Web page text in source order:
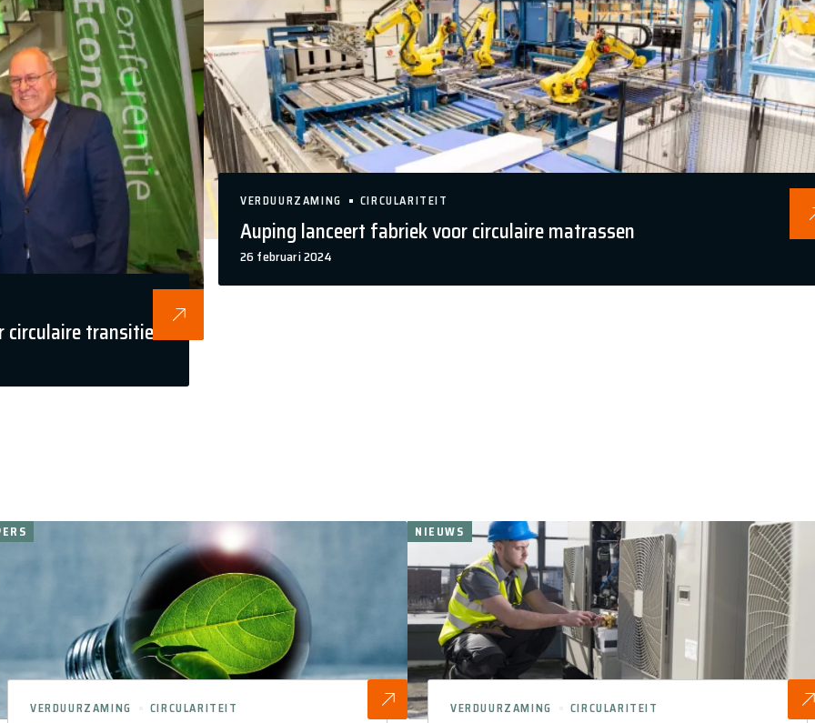
circulaire transitie
Auping lanceert fabriek voor circulaire matrassen
26 februari 2024
VERDUURZAMING CIRCULARITEIT
VERDUURZAMING CIRCULARITEIT VERDUURZAMING CIRCULARITEIT
NIEUWS